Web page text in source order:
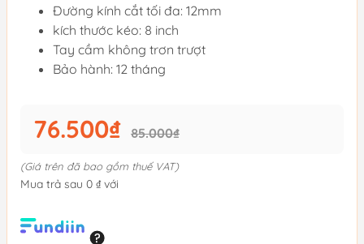
Đường kính cắt tối đa: 12mm
kích thước kéo: 8 inch
Tay cầm không trơn trượt
Bảo hành: 12 tháng
76.500₫ 85.000₫
(Giá trên đã bao gồm thuế VAT)
Mua trả sau 0 ₫ với